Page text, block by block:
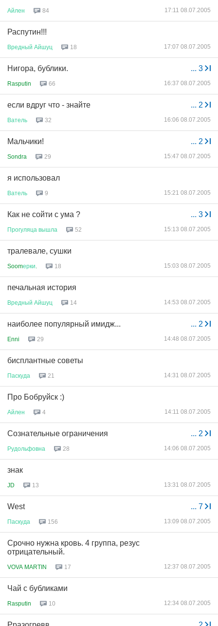
Айлен 84 17:11 08.07.2005
Распутин!!!
Вредный Айшуц 18 17:07 08.07.2005
... 3
Нигора, бублики.
Rasputin 66 16:37 08.07.2005
... 2
если вдруг что - знайте
Ватель 32 16:06 08.07.2005
... 2
Мальчики!
Sondra 29 15:47 08.07.2005
я использовал
Ватель 9 15:21 08.07.2005
... 3
Как не сойти с ума ?
Прогуляца вышла 52 15:13 08.07.2005
тралевале, сушки
Soomерки 18 15:03 08.07.2005
печальная история
Вредный Айшуц 14 14:53 08.07.2005
... 2
наиболее популярный имидж...
Enni 29 14:48 08.07.2005
бисплантные советы
Паскуда 21 14:31 08.07.2005
Про Бобруйск :)
Айлен 4 14:11 08.07.2005
... 2
Сознательные ограничения
Рудольфовна 28 14:06 08.07.2005
знак
JD 13 13:31 08.07.2005
... 7
West
Паскуда 156 13:09 08.07.2005
Срочно нужна кровь. 4 группа, резус
отрицательный.
VOVA MARTIN 17 12:37 08.07.2005
Чай с бубликами
Rasputin 10 12:34 08.07.2005